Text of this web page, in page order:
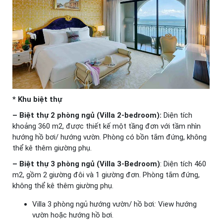
* Khu biệt thự
– Biệt thự 2 phòng ngủ (Villa 2-bedroom): Diện tích
khoảng 360 m2, được thiết kế một tầng đơn với tầm nhìn
hướng hồ bơi/ hướng vườn. Phòng có bồn tắm đứng, không
thể kê thêm giường phụ.
– Biệt thự 3 phòng ngủ (Villa 3-Bedroom): Diện tích 460
m2, gồm 2 giường đôi và 1 giường đơn. Phòng tắm đứng,
không thể kê thêm giường phụ.
Villa 3 phòng ngủ hướng vườn/ hồ bơi: View hướng
vườn hoặc hướng hồ bơi.